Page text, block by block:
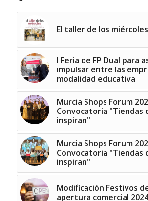
El taller de los
I Feria de FP Dual para
impulsar entre las
modalidad educativa
Murcia Shops Forum
Convocatoria "Tiendas
inspiran"
Murcia Shops Forum
Convocatoria "Tiendas
inspiran"
Modificación Festivos
apertura comercial 2024